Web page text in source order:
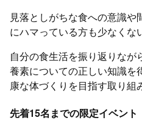
見落としがちな食への意識
にハマっている方も少なくな
自分の食生活を振り返りな
養素についての正しい知識を
康な体づくりを目指す取り組
先着15名までの限定イベント